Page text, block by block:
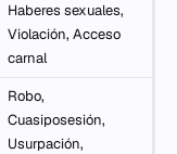
Haberes sexuales,
Violación, Acceso
carnal
Robo,
Cuasiposesión,
Usurpación,